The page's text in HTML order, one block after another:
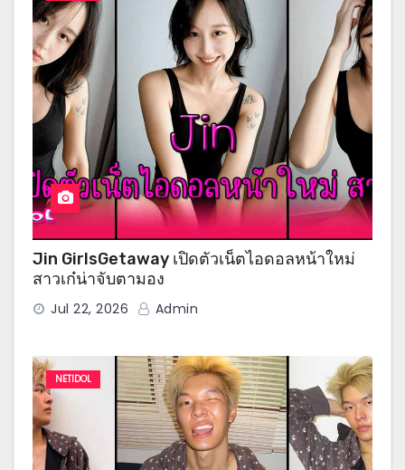
Jin GirlsGetaway เปิดตัวเน็ตไอดอลหน้าใหม่
สาวเก๋น่าจับตามอง
Jul 22, 2026 Admin
NETIDOL